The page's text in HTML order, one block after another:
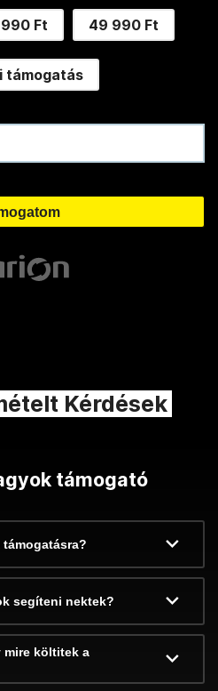
Ft 49 990 Ft
támogatás
Kérdések
támogató
segíteni nektek?
mire költitek a